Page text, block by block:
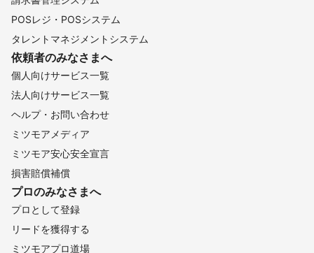
POSレジ・POSシステム
タレントマネジメントシステム
依頼者のみなさまへ
個人向けサービス一覧
法人向けサービス一覧
ヘルプ・お問い合わせ
ミツモアメディア
ミツモア安心安全宣言
損害賠償補償
プロのみなさまへ
プロとして登録
リードを獲得する
ミツモアプロ道場